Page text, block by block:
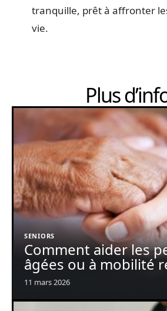
tranquille, prêt à affronter
vie.
Plus
SENIORS
Comment aider les
âgées ou à mobilité
11 mars 2026